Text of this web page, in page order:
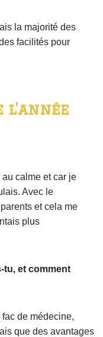
la majorité des
facilités pour
l’année
calme et car je
Avec le
et cela me
plus
tu, et comment
de médecine,
que des avantages